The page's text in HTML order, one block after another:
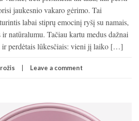
jaukesnio vakaro gėrimo. Tai
labai stiprų emocinį ryšį su namais,
natūralumu. Tačiau kartu medus dažnai
ir perdėtais lūkesčiais: vieni jį laiko […]
Leave a comment